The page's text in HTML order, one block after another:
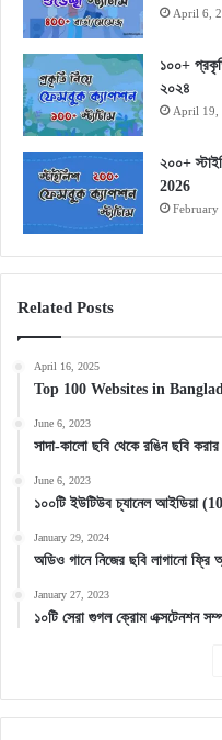
April 6,
১০০+
২০২৪
April 19,
২০০+
2026
February
Related Posts
April 16, 2025
Top 100 Websites in
June 6, 2023
সাদা-কালো ছবি থেকে রঙিন ছবি
June 6, 2023
১০০টি ইউটিউব চ্যানেল আইডিয়া
January 29, 2024
অডিও গানে নিজের ছবি লাগানো
January 27, 2023
১০টি সেরা গুগল ক্রোম এক্সটেনশন